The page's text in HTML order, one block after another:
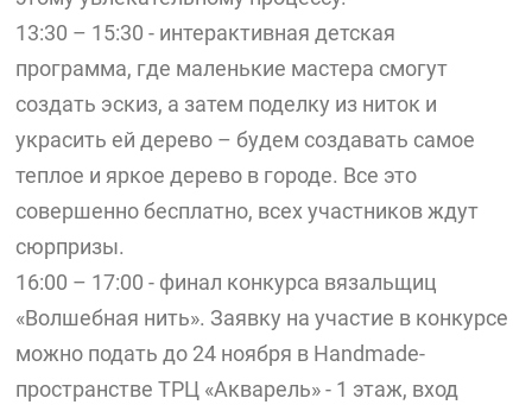
13:30 – 15:30 - интерактивная детская
программа, где маленькие мастера смогут
создать эскиз, а затем поделку из ниток и
украсить ей дерево – будем создавать самое
теплое и яркое дерево в городе. Все это
совершенно бесплатно, всех участников ждут
сюрпризы.
16:00 – 17:00 - финал конкурса вязальщиц
«Волшебная нить». Заявку на участие в конкурсе
можно подать до 24 ноября в Handmade-
пространстве ТРЦ «Акварель» - 1 этаж, вход